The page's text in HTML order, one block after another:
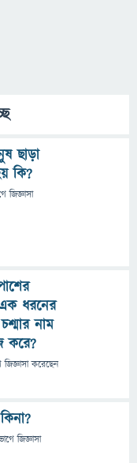
ছাড়া
কি?
জিজ্ঞাসা
ধরনের
নাম
করে?
জিজ্ঞাসাকরেছেন
জিজ্ঞাসা